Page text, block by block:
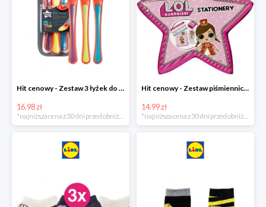
Hit cenowy - Zestaw 3 łyżek do karmienia wskazujących stopień ciepła
16.98 zł
*najniższa cena z 30 dni przed obniżką
Hit cenowy - Zestaw piśmienniczy dla dzieci
14.99 zł
*najniższa cena z 30 dni przed obniżką